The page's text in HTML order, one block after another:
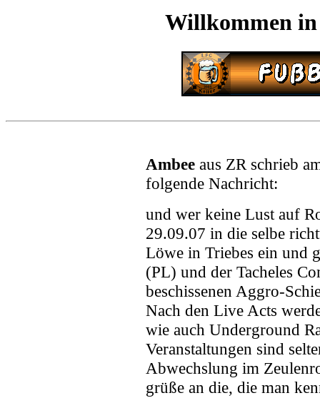
Willkommen
Ambee aus ZR schrieb
folgende Nachricht:
und wer keine Lust auf
29.09.07 in die selbe
Löwe in Triebes ein und
(PL) und der Tacheles
beschissenen Aggro-
Nach den Live Acts
wie auch Underground
Veranstaltungen sind
Abwechslung im
grüße an die, die man